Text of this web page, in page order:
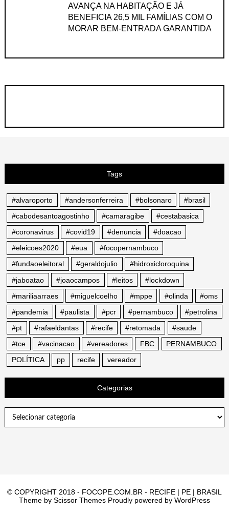
AVANÇA NA HABITAÇÃO E JÁ
BENEFICIA 26,5 MIL FAMÍLIAS COM O
MORAR BEM-ENTRADA GARANTIDA
Tags
#alvaroporto #andersonferreira #bolsonaro
#brasil
#cabodesantoagostinho
#camaragibe
#cestabasica
#coronavirus
#covid19 #denuncia
#doacao
#eleicoes2020
#eua
#focopernambuco
#fundaoeleitoral
#geraldojulio
#hidroxicloroquina
#jaboatao
#joaocampos #leitos
#lockdown
#mariliaarraes
#miguelcoelho #mppe #olinda
#oms
#pandemia
#paulista #pcr #pernambuco
#petrolina
#pt
#rafaeldantas #recife #retomada
#saude
#tce
#vacinacao #vereadores FBC
PERNAMBUCO
POLÍTICA
pp recife vereador
Categorias
© COPYRIGHT 2018 - FOCOPE.COM.BR - RECIFE | PE | BRASIL
Theme by Scissor Themes Proudly powered by WordPress